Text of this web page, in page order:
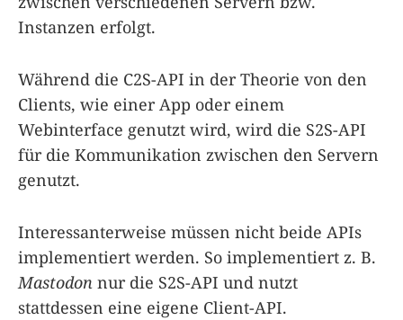
Instanzen erfolgt.
Während die C2S-API in der Theorie von den
Clients, wie einer App oder einem
Webinterface genutzt wird, wird die S2S-API
für die Kommunikation zwischen den Servern
genutzt.
Interessanterweise müssen nicht beide APIs
implementiert werden. So implementiert z. B.
Mastodon nur die S2S-API und nutzt
stattdessen eine eigene Client-API.